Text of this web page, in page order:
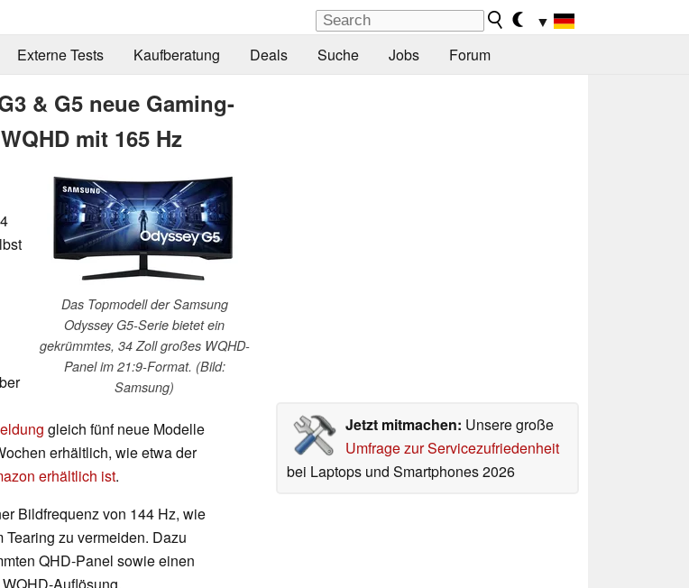
▼
Externe Tests Kaufberatung Deals Suche Jobs Forum
& G5 neue Gaming-
mit 165 Hz
Das Topmodell der Samsung
Odyssey G5-Serie bietet ein
gekrümmtes, 34 Zoll großes WQHD-
Panel im 21:9-Format. (Bild:
Samsung)
Jetzt mitmachen: Unsere große
Umfrage zur Servicezufriedenheit
bei Laptops und Smartphones 2026
gleich fünf neue Modelle
erhältlich, wie etwa der
erhältlich ist.
Bildfrequenz von 144 Hz, wie
zu vermeiden. Dazu
QHD-Panel sowie einen